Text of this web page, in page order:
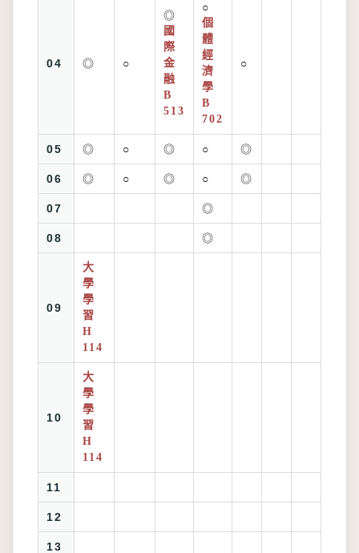
04 ◎ ○
◎
國
際
金
融
B
513
○
個
體
經
濟
學
B
702
○
05 ◎ ○ ◎ ○ ◎
06 ◎ ○ ◎ ○ ◎
07 ◎
08 ◎
09
大
學
學
習
H
114
10
大
學
學
習
H
114
11
12
13